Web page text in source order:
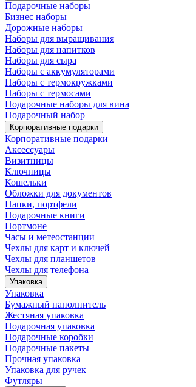
Подарочные наборы
Бизнес наборы
Дорожные наборы
Наборы для выращивания
Наборы для напитков
Наборы для сыра
Наборы с аккумуляторами
Наборы с термокружками
Наборы с термосами
Подарочные наборы для вина
Подарочный набор
Корпоративные подарки
Корпоративные подарки
Аксессуары
Визитницы
Ключницы
Кошельки
Обложки для документов
Папки, портфели
Подарочные книги
Портмоне
Часы и метеостанции
Чехлы для карт и ключей
Чехлы для планшетов
Чехлы для телефона
Упаковка
Упаковка
Бумажный наполнитель
Жестяная упаковка
Подарочная упаковка
Подарочные коробки
Подарочные пакеты
Прочная упаковка
Упаковка для ручек
Футляры